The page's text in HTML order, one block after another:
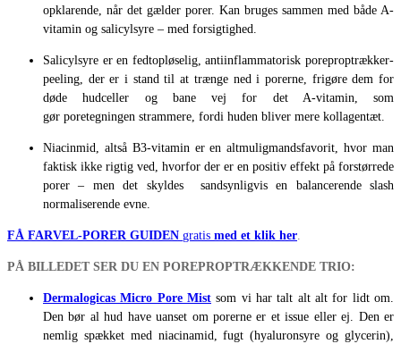
opklarende, når det gælder porer. Kan bruges sammen med både A-
vitamin og salicylsyre – med forsigtighed.
Salicylsyre er en fedtopløselig, antiinflammatorisk poreproptrækker-
peeling, der er i stand til at trænge ned i porerne, frigøre dem for
døde hudceller og bane vej for det A-vitamin, som
gør poretegningen strammere, fordi huden bliver mere kollagentæt.
Niacinmid, altså B3-vitamin er en altmuligmandsfavorit, hvor man
faktisk ikke rigtig ved, hvorfor der er en positiv effekt på forstørrede
porer – men det skyldes sandsynligvis en balancerende slash
normaliserende evne.
FÅ FARVEL-PORER GUIDEN gratis med et klik her.
PÅ BILLEDET SER DU EN POREPROPTRÆKKENDE TRIO:
Dermalogicas Micro Pore Mist som vi har talt alt alt for lidt om.
Den bør al hud have uanset om porerne er et issue eller ej. Den er
nemlig spækket med niacinamid, fugt (hyaluronsyre og glycerin),